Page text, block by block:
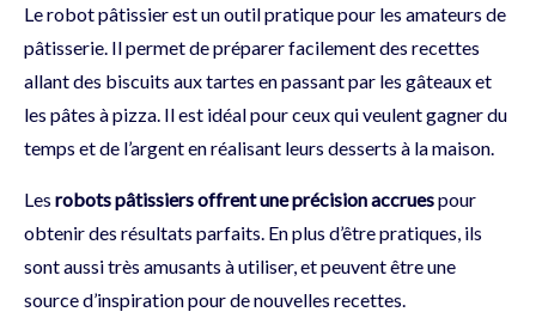
Le robot pâtissier est un outil pratique pour les amateurs de
pâtisserie. Il permet de préparer facilement des recettes
allant des biscuits aux tartes en passant par les gâteaux et
les pâtes à pizza. Il est idéal pour ceux qui veulent gagner du
temps et de l’argent en réalisant leurs desserts à la maison.
Les robots pâtissiers offrent une précision accruespour
obtenir des résultats parfaits. En plus d’être pratiques, ils
sont aussi très amusants à utiliser, et peuvent être une
source d’inspiration pour de nouvelles recettes.